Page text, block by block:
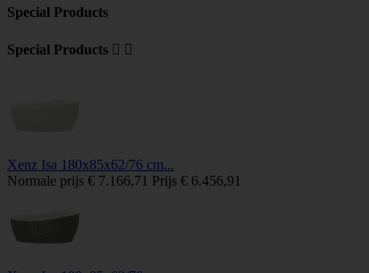
Special Products
Special Products  
Xenz Isa 180x85x62/76 cm...
Normale prijs € 7.166,71 Prijs € 6.456,91